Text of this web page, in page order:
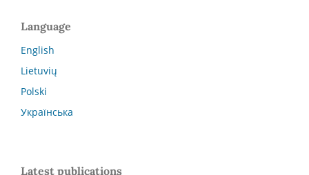
Language
English
Lietuvių
Polski
Українська
Latest publications